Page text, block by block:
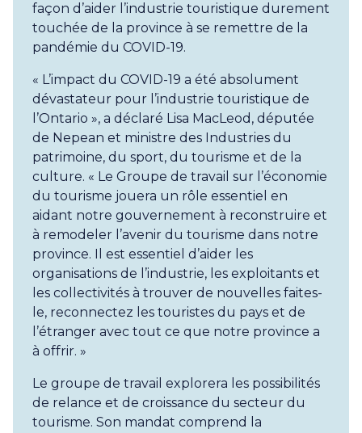
façon d’aider l’industrie touristique durement
touchée de la province à se remettre de la
pandémie du COVID-19.
« L’impact du COVID-19 a été absolument
dévastateur pour l’industrie touristique de
l’Ontario », a déclaré Lisa MacLeod, députée
de Nepean et ministre des Industries du
patrimoine, du sport, du tourisme et de la
culture. « Le Groupe de travail sur l’économie
du tourisme jouera un rôle essentiel en
aidant notre gouvernement à reconstruire et
à remodeler l’avenir du tourisme dans notre
province. Il est essentiel d’aider les
organisations de l’industrie, les exploitants et
les collectivités à trouver de nouvelles faites-
le, reconnectez les touristes du pays et de
l’étranger avec tout ce que notre province a
à offrir. »
Le groupe de travail explorera les possibilités
de relance et de croissance du secteur du
tourisme. Son mandat comprend la